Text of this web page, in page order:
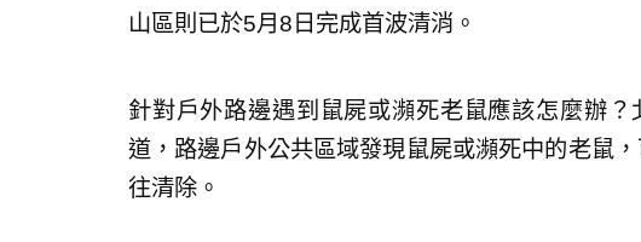
山區則已於5月8日完成首波清消。
針對戶外路邊遇到鼠屍或瀕死老鼠應該怎麼辦
道，路邊戶外公共區域發現鼠屍或瀕死中的老鼠
往清除。